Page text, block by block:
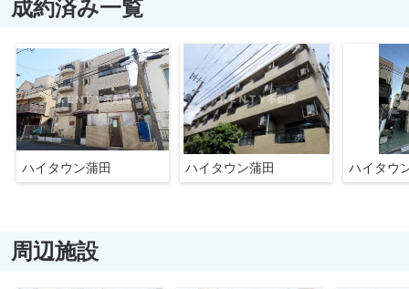
成約済み一覧
ハイタウン蒲田 ハイタウン蒲田 ハイタウ
周辺施設